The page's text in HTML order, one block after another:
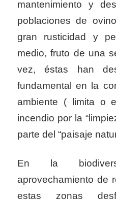
mantenimiento y
poblaciones de
gran rusticidad y
medio, fruto de una
vez, éstas han
fundamental en la
ambiente ( limita o
incendio por la
parte del “paisaje
En la
aprovechamiento de
estas zonas